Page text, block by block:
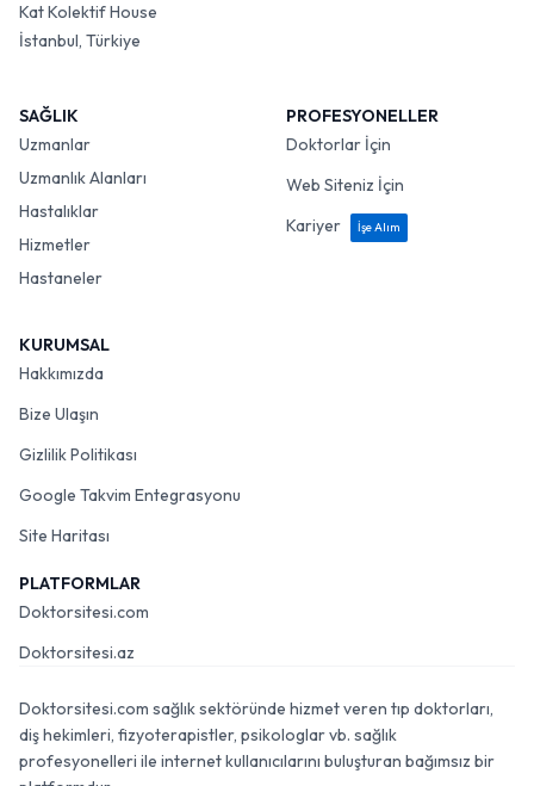
Kat Kolektif House
İstanbul, Türkiye
SAĞLIK
Uzmanlar
Uzmanlık Alanları
Hastalıklar
Hizmetler
Hastaneler
PROFESYONELLER
Doktorlar İçin
Web Siteniz İçin
Kariyer
İşe Alım
KURUMSAL
Hakkımızda
Bize Ulaşın
Gizlilik Politikası
Google Takvim Entegrasyonu
Site Haritası
PLATFORMLAR
Doktorsitesi.com
Doktorsitesi.az
Doktorsitesi.com sağlık sektöründe hizmet veren tıp doktorları,
diş hekimleri, fizyoterapistler, psikologlar vb. sağlık
profesyonelleri ile internet kullanıcılarını buluşturan bağımsız bir